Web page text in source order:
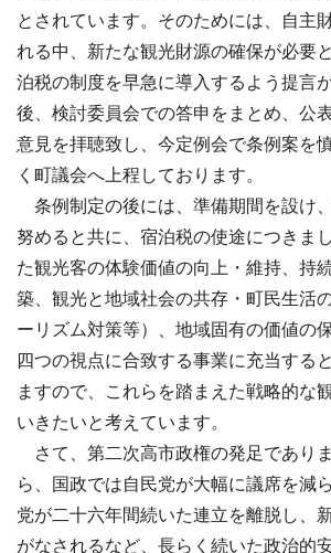
とされています。そのためには、自主
れる中、新たな観光財源の確保が必要
泊税の制度を早急に導入するよう提言
後、検討委員会での答申をまとめ、公
意見を拝聴致し、今定例会で条例案を
く町議会へ上程しております。
条例制定の後には、準備期間を設け
努めると共に、宿泊税の使途につきま
た観光客の体験価値の向上・維持、持
築、観光と地域社会の共存・町民生活
ーリズム対策等）、地域固有の価値の
四つの視点に合致する事業に充当する
ますので、これらを踏まえた戦略的な
いきたいと考えています。
さて、第二次高市政権の発足であり
ら、国政では自民党が大幅に議席を減
党が二十六年間続いた連立を離脱し、
がなされるなど、長らく続いた政治的